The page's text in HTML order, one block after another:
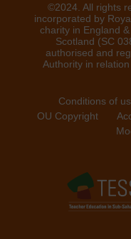
©2024. All rights
incorporated by
charity in England
Scotland (SC
authorised and
Authority in
Conditions of
OU Copyright